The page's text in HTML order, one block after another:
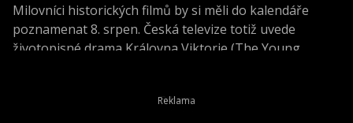
Milovníci historických filmů by si měli do kalendáře
poznamenat 8. srpen. Česká televize totiž uvede
životopisné drama Královna Viktorie (The Young